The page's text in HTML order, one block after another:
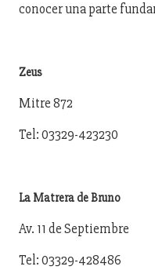
conocer una parte
Zeus
Mitre 872
Tel: 03329-423230
La Matrera de Bruno
Av. 11 de Septiembre
Tel: 03329-428486